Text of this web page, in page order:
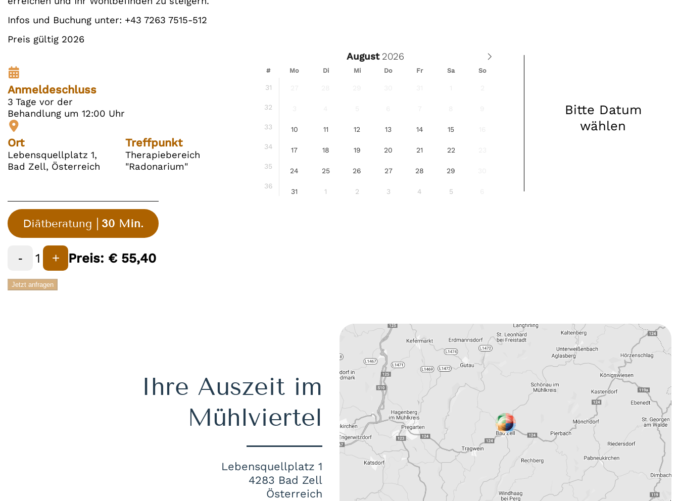
Infos und Buchung unter: +43 7263 7515-512
Preis gültig 2026
Anmeldeschluss
3 Tage vor der
Behandlung um 12:00 Uhr
Ort
Lebensquellplatz 1,
Bad Zell, Österreich
Treffpunkt
Therapiebereich
"Radonarium"
August
#
31
32
33
34
35
36
Mo Di Mi Do Fr Sa So
10 11 12 13 14 15
17 18 19 20 21 22
24 25 26 27 28 29
31 1 2 3 4 5
Bitte Datum
wählen
Diätberatung 30 Min.
- 1 + Preis: € 55,40
Jetzt anfragen
Ihre Auszeit im
Mühlviertel
Lebensquellplatz 1
4283 Bad Zell
Österreich